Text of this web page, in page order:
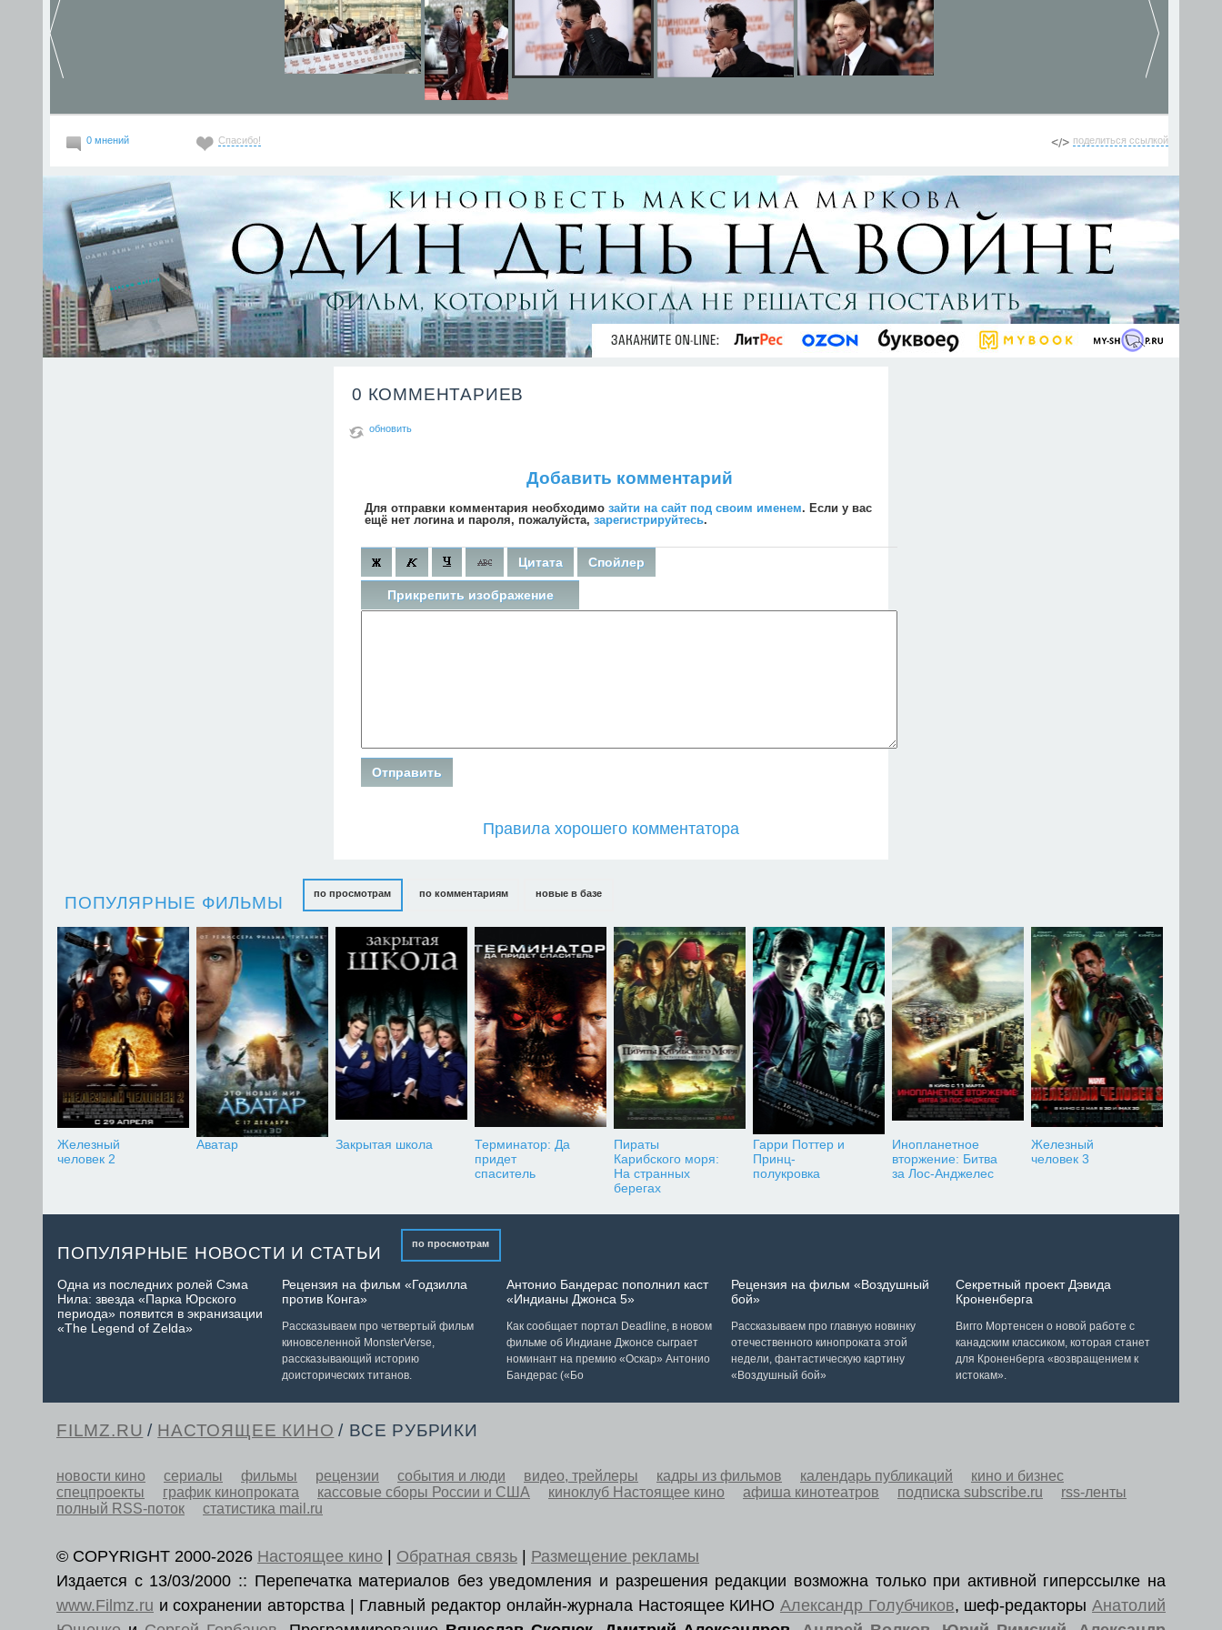
0 мнений Спасибо! поделиться ссылкой
0 КОММЕНТАРИЕВ
обновить
Добавить комментарий
Для отправки комментария необходимо зайти на сайт под своим именем. Если у вас
ещё нет логина и пароля, пожалуйста, зарегистрируйтесь.
Цитата Спойлер
Прикрепить изображение
Правила хорошего комментатора
ПОПУЛЯРНЫЕ ФИЛЬМЫ по просмотрам
Железный
человек 2
Аватар Закрытая школа
Терминатор: Да
придет
спаситель
Пираты
Карибского моря:
На странных
берегах
Гарри Поттер и
Принц-
полукровка
Инопланетное
вторжение: Битва
за Лос-Анджелес
Железный
человек 3
по комментариям новые в базе
ПОПУЛЯРНЫЕ НОВОСТИ И СТАТЬИ по просмотрам
Одна из последних ролей Сэма
Нила: звезда «Парка Юрского
периода» появится в экранизации
«The Legend of Zelda»
Рецензия на фильм «Годзилла
против Конга»
Рассказываем про четвертый фильм
киновселенной MonsterVerse,
рассказывающий историю
доисторических титанов.
Антонио Бандерас пополнил каст
«Индианы Джонса 5»
Как сообщает портал Deadline, в новом
фильме об Индиане Джонсе сыграет
номинант на премию «Оскар» Антонио
Бандерас («Бо
Рецензия на фильм «Воздушный
бой»
Рассказываем про главную новинку
отечественного кинопроката этой
недели, фантастическую картину
«Воздушный бой»
Секретный проект Дэвида
Кроненберга
Вигго Мортенсен о новой работе с
канадским классиком, которая станет
для Кроненберга «возвращением к
истокам».
FILMZ.RU / НАСТОЯЩЕЕ КИНО / ВСЕ РУБРИКИ
новости кино сериалы фильмы рецензии события и люди видео, трейлеры кадры из фильмов календарь публикаций
кино и бизнес
спецпроекты
график кинопроката кассовые сборы России и США киноклуб Настоящее кино афиша кинотеатров подписка subscribe.ru
rss-ленты
полный RSS-поток
статистика mail.ru
© COPYRIGHT 2000-2026 Настоящее кино | Обратная связь | Размещение рекламы
Издается с 13/03/2000 :: Перепечатка материалов без уведомления и разрешения редакции возможна только при активной гиперссылке на
www.Filmz.ru и сохранении авторства | Главный редактор онлайн-журнала Настоящее КИНО Александр Голубчиков, шеф-редакторыАнатолий